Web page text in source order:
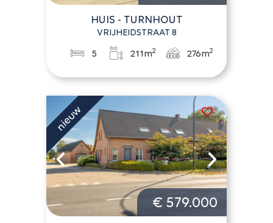
HUIS - TURNHOUT
VRIJHEIDSTRAAT 8
5 211m2 276m2
€ 579.000